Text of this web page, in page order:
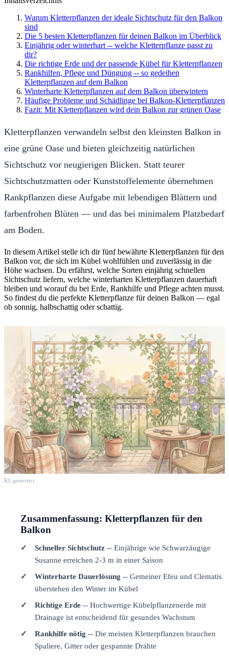
Warum Kletterpflanzen der ideale Sichtschutz für den Balkon
sind
Die 5 besten Kletterpflanzen für deinen Balkon im Überblick
Einjährig oder winterhart -- welche Kletterpflanze passt zu
dir?
Die richtige Erde und der passende Kübel für Kletterpflanzen
Rankhilfen, Pflege und Düngung -- so gedeihen
Kletterpflanzen auf dem Balkon
Winterharte Kletterpflanzen auf dem Balkon überwintern
Häufige Probleme und Schädlinge bei Balkon-Kletterpflanzen
Fazit: Mit Kletterpflanzen wird dein Balkon zur grünen Oase
Kletterpflanzen verwandeln selbst den kleinsten Balkon in
eine grüne Oase und bieten gleichzeitig natürlichen
Sichtschutz vor neugierigen Blicken. Statt teurer
Sichtschutzmatten oder Kunststoffelemente übernehmen
Rankpflanzen diese Aufgabe mit lebendigen Blättern und
farbenfrohen Blüten — und das bei minimalem Platzbedarf
am Boden.
In diesem Artikel stelle ich dir fünf bewährte Kletterpflanzen für den
Balkon vor, die sich im Kübel wohlfühlen und zuverlässig in die
Höhe wachsen. Du erfährst, welche Sorten einjährig schnellen
Sichtschutz liefern, welche winterharten Kletterpflanzen dauerhaft
bleiben und worauf du bei Erde, Rankhilfe und Pflege achten musst.
So findest du die perfekte Kletterpflanze für deinen Balkon — egal
ob sonnig, halbschattig oder schattig.
KI-generiert
Zusammenfassung: Kletterpflanzen für den
Balkon
Schneller Sichtschutz -- Einjährige wie Schwarzäugige
Susanne erreichen 2-3 m in einer Saison
Winterharte Dauerlösung -- Gemeiner Efeu und Clematis
überstehen den Winter im Kübel
Richtige Erde -- Hochwertige Kübelpflanzenerde mit
Drainage ist entscheidend für gesundes Wachstum
Rankhilfe nötig -- Die meisten Kletterpflanzen brauchen
Spaliere, Gitter oder gespannte Drähte